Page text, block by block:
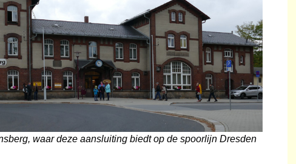
waar deze aansluiting biedt op de spoorlijn Dresden